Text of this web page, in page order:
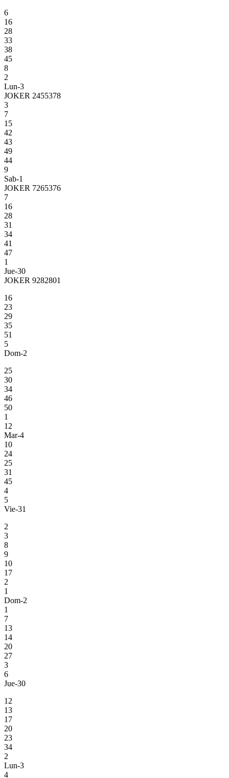
6
16
28
33
38
45
8
2
Lun-3
JOKER 2455378
3
7
15
42
43
49
44
9
Sab-1
JOKER 7265376
7
16
28
31
34
41
47
1
Jue-30
JOKER 9282801
16
23
29
35
51
5
Dom-2
25
30
34
46
50
1
12
Mar-4
10
24
25
31
45
4
5
Vie-31
2
3
8
9
10
17
2
1
Dom-2
1
7
13
14
20
27
3
6
Jue-30
12
13
17
20
23
34
2
Lun-3
4